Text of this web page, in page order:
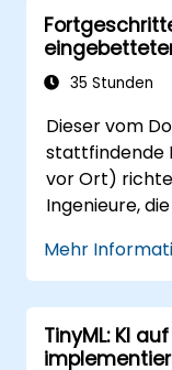
35 Stunden
Dieser vom
stattfindende
vor Ort)
Ingenieure,
(8051, ARM
Mehr
TinyML: KI